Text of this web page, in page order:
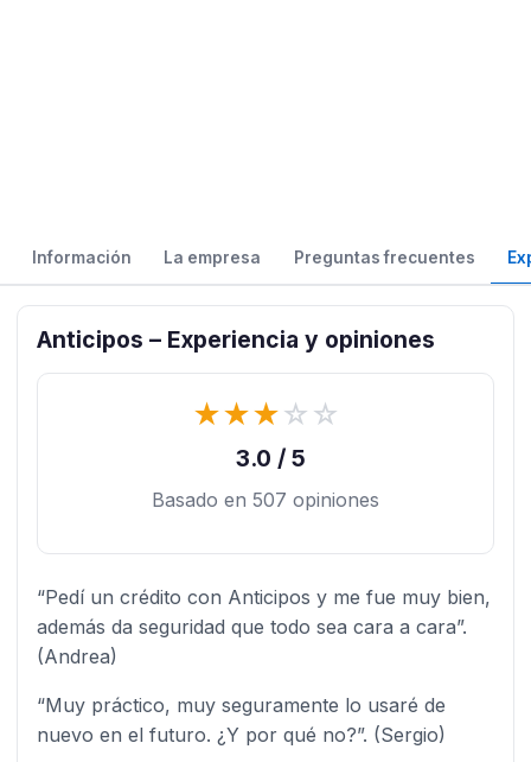
Información La empresa Preguntas frecuentes
Anticipos – Experiencia y opiniones
★★★☆ ☆
3.0 / 5
Basado en 507 opiniones
“Pedí un crédito con Anticipos y me fue muy bien,
además da seguridad que todo sea cara a cara”.
(Andrea)
“Muy práctico, muy seguramente lo usaré de
nuevo en el futuro. ¿Y por qué no?”. (Sergio)